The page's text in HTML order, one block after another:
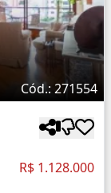
Cód.: 271554
R$ 1.128.000